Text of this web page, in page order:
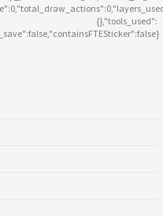
{},"tools_used":